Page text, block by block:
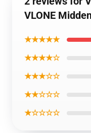
VLONE
★★★★★
★★★★☆
★★★☆☆
★★☆☆☆
★☆☆☆☆